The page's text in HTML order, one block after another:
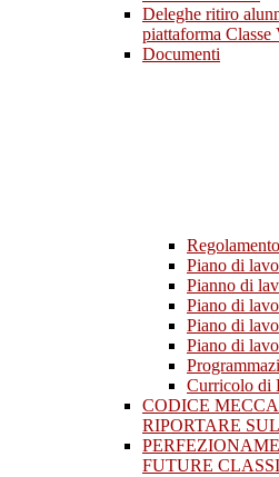
Deleghe ritiro
piattaforma Classe
Documenti
Piano di
Pianno di
Piano di
Piano di
Piano di
Curricolo di
CODICE
RIPORTARE
FUTURE